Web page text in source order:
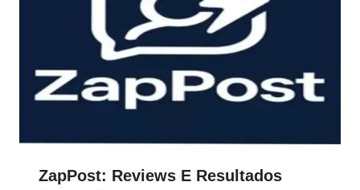
ZapPost: Reviews E Resultados